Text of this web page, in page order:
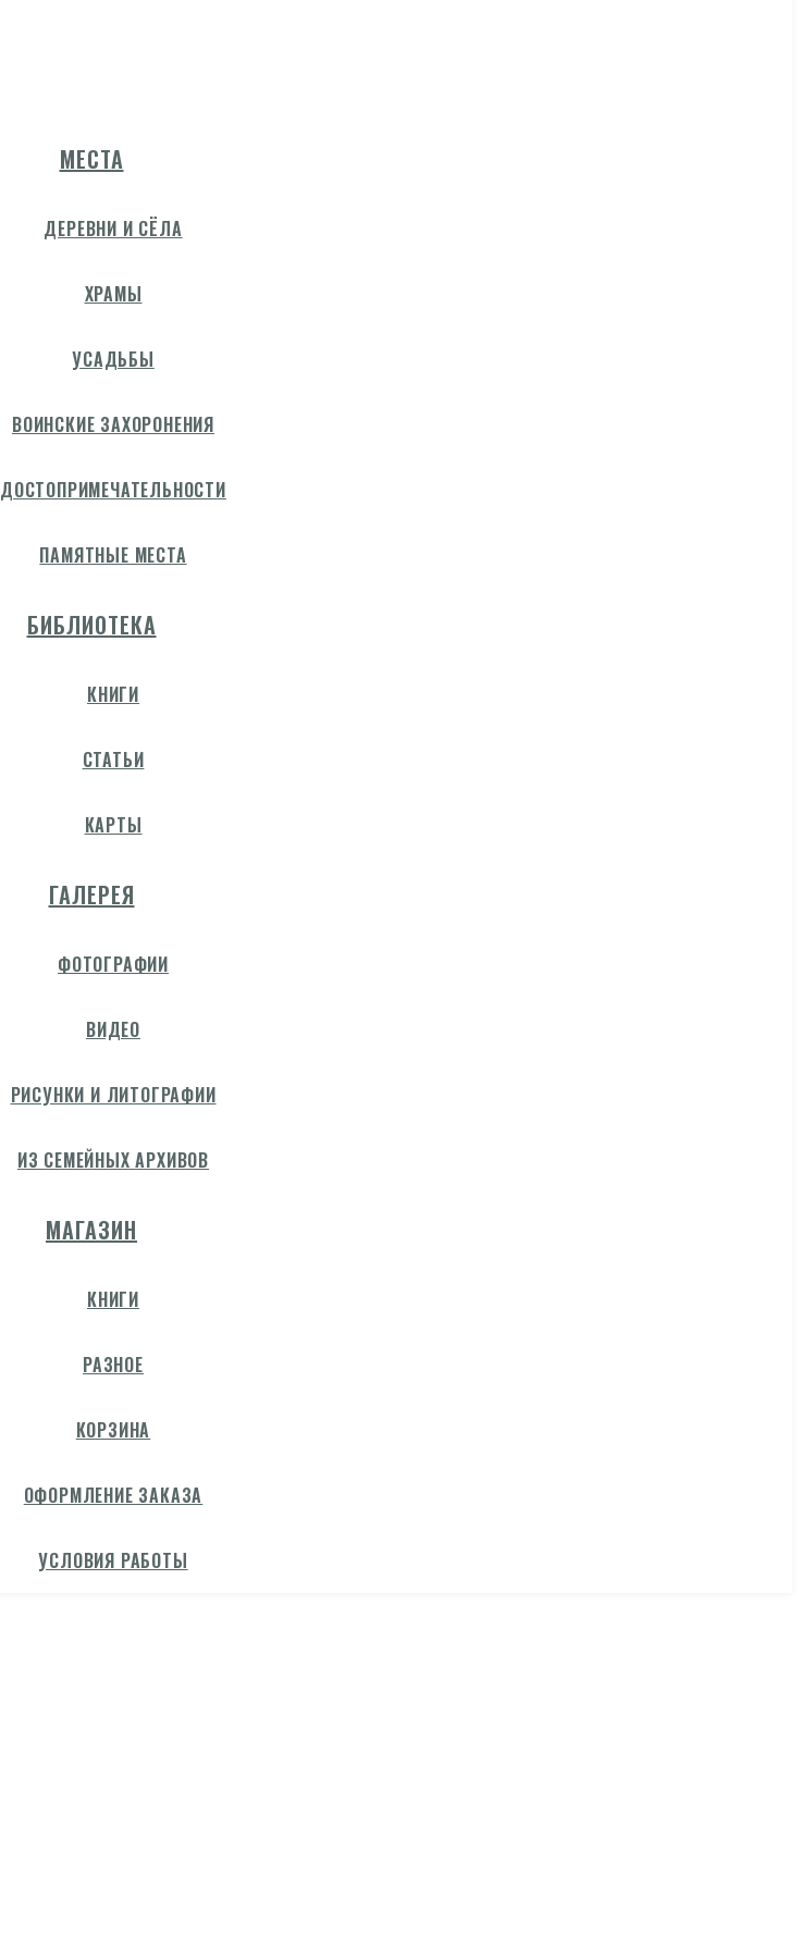
МЕСТА
ДЕРЕВНИ И СЁЛА
ХРАМЫ
УСАДЬБЫ
ВОИНСКИЕ ЗАХОРОНЕНИЯ
ДОСТОПРИМЕЧАТЕЛЬНОСТИ
ПАМЯТНЫЕ МЕСТА
БИБЛИОТЕКА
КНИГИ
СТАТЬИ
КАРТЫ
ГАЛЕРЕЯ
ФОТОГРАФИИ
ВИДЕО
РИСУНКИ И ЛИТОГРАФИИ
ИЗ СЕМЕЙНЫХ АРХИВОВ
МАГАЗИН
КНИГИ
РАЗНОЕ
КОРЗИНА
ОФОРМЛЕНИЕ ЗАКАЗА
УСЛОВИЯ РАБОТЫ